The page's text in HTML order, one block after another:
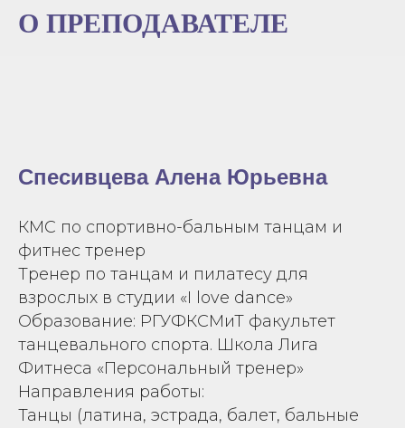
О ПРЕПОДАВАТЕЛЕ
Спесивцева Алена Юрьевна
КМС по спортивно-бальным танцам и
фитнес тренер
Тренер по танцам и пилатесу для
взрослых в студии «I love dance»
Образование: РГУФКСМиТ факультет
танцевального спорта. Школа Лига
Фитнеса «Персональный тренер»
Направления работы:
Танцы (латина, эстрада, балет, бальные